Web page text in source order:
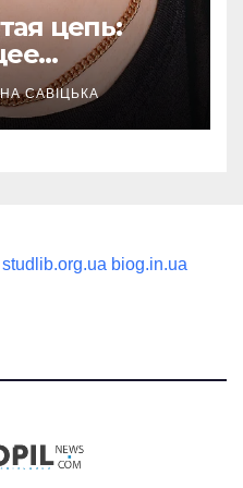
цепь:
выбору
САВІЦЬКА
studlib.org.ua biog.in.ua